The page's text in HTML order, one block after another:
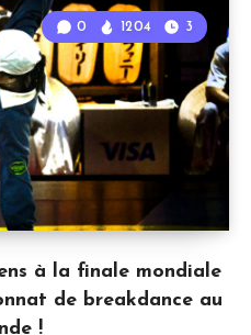
à la finale mondiale
de breakdance au
!
0 1204 3